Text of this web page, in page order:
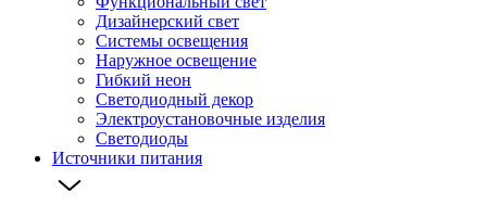
Дизайнерский свет
Системы освещения
Наружное освещение
Гибкий неон
Светодиодный декор
Электроустановочные изделия
Светодиоды
Источники питания